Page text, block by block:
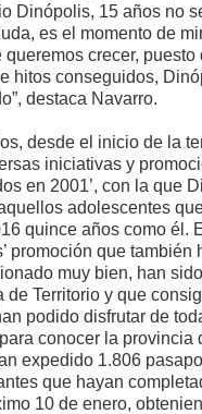
Dinópolis, 15 años no
es el momento de
crecer, puesto
hitos conseguidos,
destaca Navarro.
desde el inicio de la
iniciativas y
en 2001’, con la que
adolescentes
quince años como él.
promoción que también
muy bien, han
de Territorio y que
podido disfrutar de
conocer la provincia
expedido 1.806
que hayan
10 de enero,